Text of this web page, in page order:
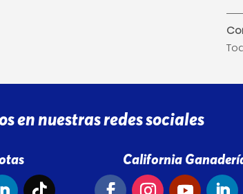
en nuestras redes sociales
California